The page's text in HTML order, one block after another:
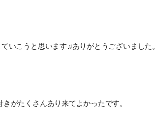
いこうと思います♫ありがとうございました。
がたくさんあり来てよかったです。